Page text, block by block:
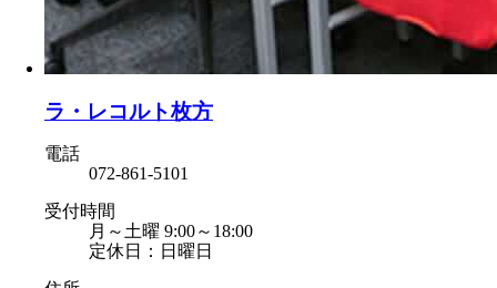
ラ・レコルト枚方
電話
072-861-5101
受付時間
月～土曜 9:00～18:00
定休日：日曜日